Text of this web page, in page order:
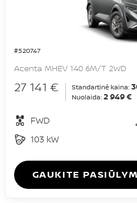
#520747
Acenta MHEV 140 6M/T 2WD
27 141 € Standartinė kaina:
Nuolaida: 2 949 €
FWD
103 kW
GAUKITE